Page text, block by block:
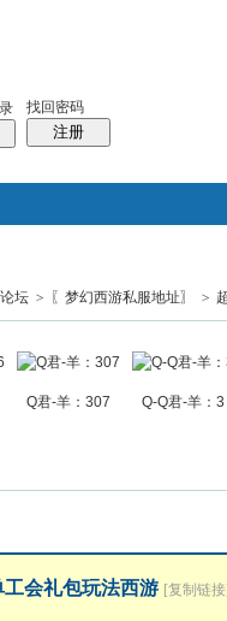
找回密码
注册
帖子
坛 > 〖梦幻西游私服地址〗 >
Q君-羊：307 Q-Q君-羊：3
工会礼包玩法西游 [复制链